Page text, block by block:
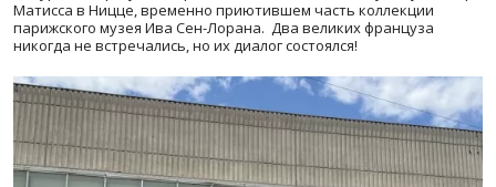
Матисса в Ницце, временно приютившем часть коллекции
парижского музея Ива Сен-Лорана. Два великих француза
никогда не встречались, но их диалог состоялся!